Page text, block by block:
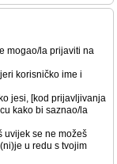
mogao/la prijaviti na
korisničko ime i
jesi, [kod prijavljivanja
kako bi saznao/la
uvijek se ne možeš
u redu s tvojim